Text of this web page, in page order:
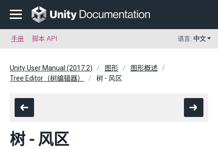
手册 脚本 API 语言: 中文
Unity User Manual (2017.2) 图形
图形概述
Tree Editor（树编辑器）
树 - 风区
树 - 风区